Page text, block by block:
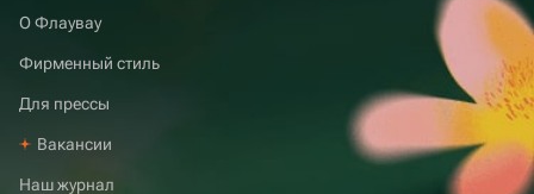
О Флаувау
Фирменный стиль
Для прессы
Вакансии
Наш журнал